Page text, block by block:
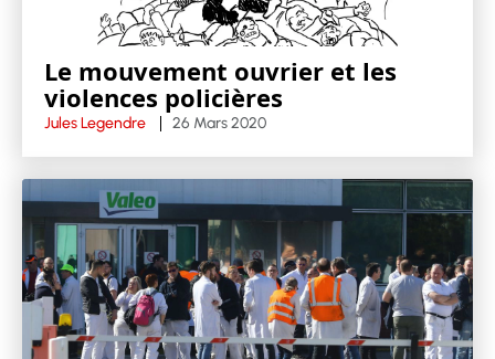
Le mouvement ouvrier et les
violences policières
Jules Legendre 26 Mars 2020